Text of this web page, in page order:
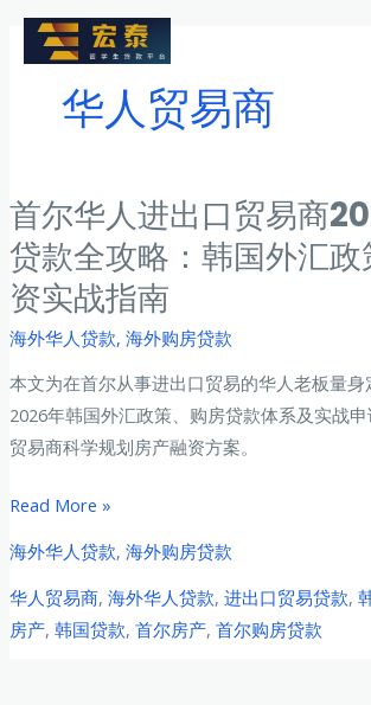
华人贸易商
首尔华人进出口贸易商
贷款全攻略：韩国外汇
资实战指南
海外华人贷款, 海外购房贷款
本文为在首尔从事进出口贸易的华人老板量
2026年韩国外汇政策、购房贷款体系及实战
贸易商科学规划房产融资方案。
首
华
人
进
Read More »
海外华人贷款, 海外购房贷款
华人贸易商, 海外华人贷款, 进出口贸易贷款,
房产, 韩国贷款, 首尔房产, 首尔购房贷款